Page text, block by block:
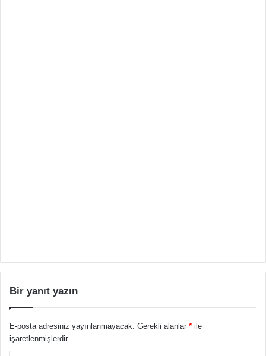
Bir yanıt yazın
E-posta adresiniz yayınlanmayacak. Gerekli alanlar * ile
işaretlenmişlerdir